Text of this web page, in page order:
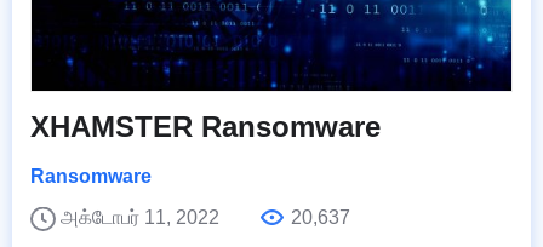
XHAMSTER Ransomware
Ransomware
அக்டோபர் 11, 2022
20,637